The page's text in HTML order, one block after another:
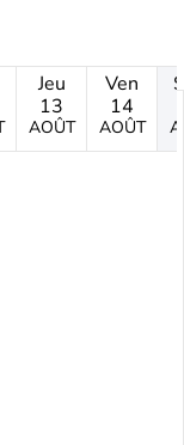
Jeu
13
AOÛT
Ven
14
AOÛT